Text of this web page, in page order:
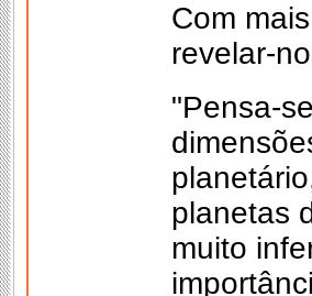
Com
revelar-
"Pensa-
planetas
muito